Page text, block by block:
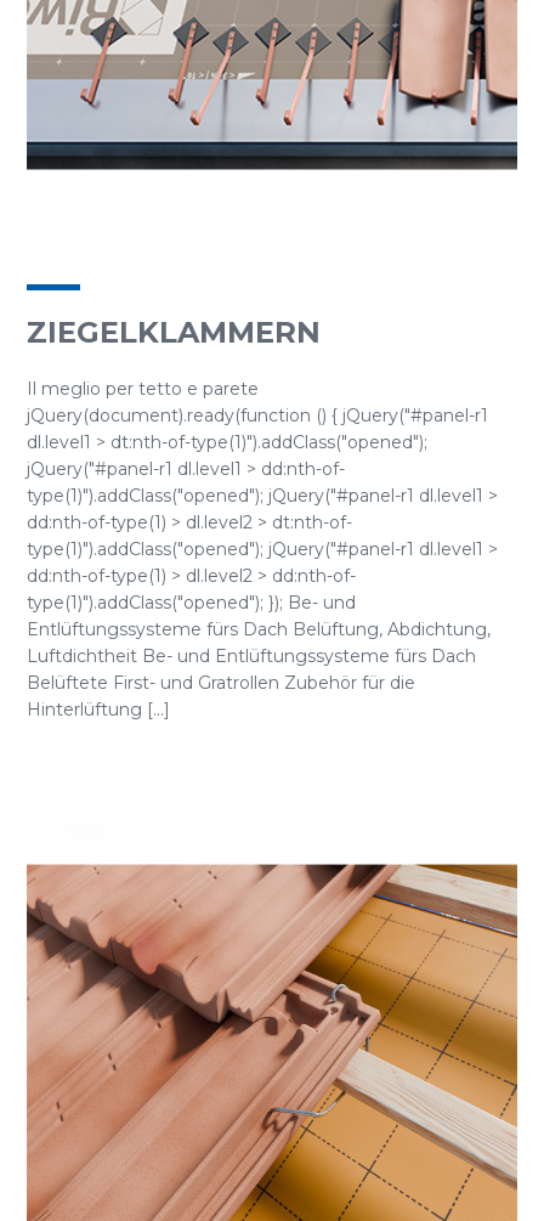
ZIEGELKLAMMERN
Il meglio per tetto e parete
jQuery(document).ready(function () { jQuery("#panel-r1
dl.level1 > dt:nth-of-type(1)").addClass("opened");
jQuery("#panel-r1 dl.level1 > dd:nth-of-
type(1)").addClass("opened"); jQuery("#panel-r1 dl.level1 >
dd:nth-of-type(1) > dl.level2 > dt:nth-of-
type(1)").addClass("opened"); jQuery("#panel-r1 dl.level1 >
dd:nth-of-type(1) > dl.level2 > dd:nth-of-
type(1)").addClass("opened"); }); Be- und
Entlüftungssysteme fürs Dach Belüftung, Abdichtung,
Luftdichtheit Be- und Entlüftungssysteme fürs Dach
Belüftete First- und Gratrollen Zubehör für die
Hinterlüftung [...]